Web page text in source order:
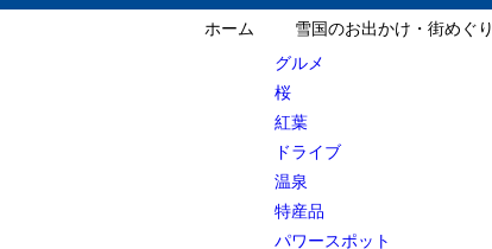
ホーム
雪国のお出かけ・街めぐり
グルメ
桜
紅葉
ドライブ
温泉
特産品
パワースポット